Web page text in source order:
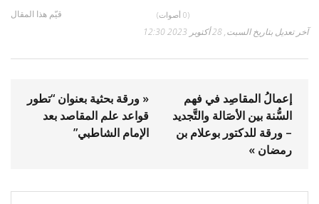
قيّم هذا المقال (0 أصوات)
آخر تعديل بتاريخ السبت, 28 أكتوبر 2023 12:30
« ورقة بحثية بعنوان “تطور
قواعد علم المقاصد بعد
الإمام الشاطبي”
إعمالُ المقاصِد في فهم
السُّنة بين الأصَالة والتَّجديد
– ورقة للدكتور بوعلام بن
رمضان »